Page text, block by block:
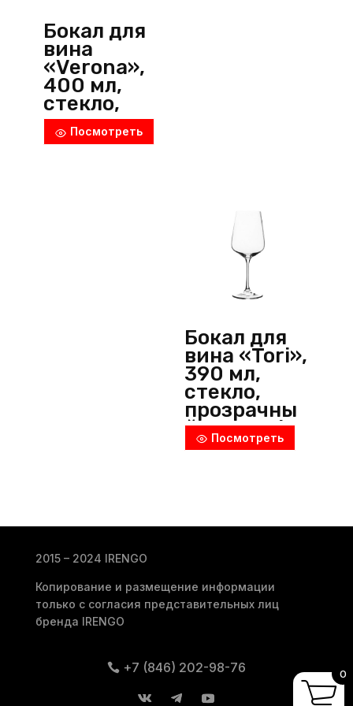
Бокал для
вина
«Verona»,
400 мл,
стекло,
прозрачны
й, Bohemia
Посмотреть
Бокал для
вина «Tori»,
390 мл,
стекло,
прозрачны
й, Bohemia
RC (Чехия)
Посмотреть
2015 – 2024 IRENGO
Копирование и размещение информации
только с согласия представительных лиц
бренда IRENGO
+7 (846) 202-98-76 0